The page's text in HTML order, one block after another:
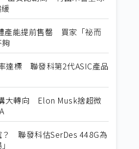
產能提前售罄 買家「祕而
達標 聯發科第2代ASIC產品
大轉向 Elon Musk捨超微
？ 聯發科估SerDes 448G為